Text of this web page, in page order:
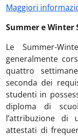
Maggiori
Summer e Winter
Le Summer-
generalmente
quattro
seconda dei
studenti in
diploma di
l’attribuzione
attestati di